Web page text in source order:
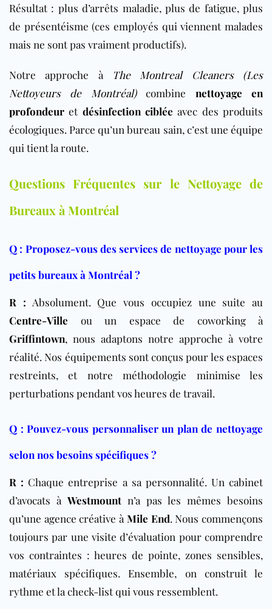
Résultat : plus d’arrêts maladie, plus de fatigue, plus
de présentéisme (ces employés qui viennent malades
mais ne sont pas vraiment productifs).
Notre approche à The Montreal Cleaners (Les
Nettoyeurs de Montréal)combine nettoyage en
profondeur et désinfection ciblée avec des produits
écologiques. Parce qu’un bureau sain, c’est une équipe
qui tient la route.
Questions Fréquentes sur le Nettoyage de
Bureaux à Montréal
Q : Proposez-vous des services de nettoyage pour les
petits bureaux à Montréal ?
R : Absolument. Que vous occupiez une suite au
Centre-Ville ou un espace de coworking à
Griffintown, nous adaptons notre approche à votre
réalité. Nos équipements sont conçus pour les espaces
restreints, et notre méthodologie minimise les
perturbations pendant vos heures de travail.
Q : Pouvez-vous personnaliser un plan de nettoyage
selon nos besoins spécifiques ?
R : Chaque entreprise a sa personnalité. Un cabinet
d’avocats à Westmount n’a pas les mêmes besoins
qu’une agence créative à Mile End. Nous commençons
toujours par une visite d’évaluation pour comprendre
vos contraintes : heures de pointe, zones sensibles,
matériaux spécifiques. Ensemble, on construit le
rythme et la check-list qui vous ressemblent.